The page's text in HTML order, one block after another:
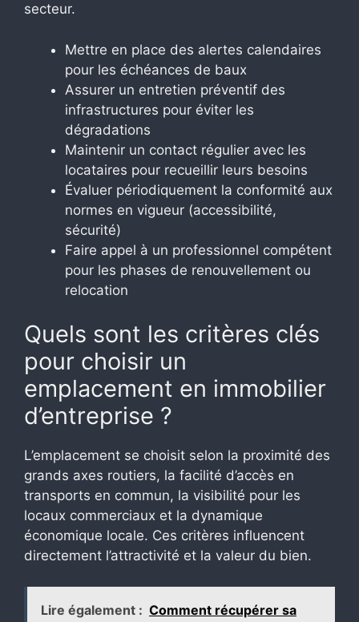
secteur.
Mettre en place des alertes calendaires
pour les échéances de baux
Assurer un entretien préventif des
infrastructures pour éviter les
dégradations
Maintenir un contact régulier avec les
locataires pour recueillir leurs besoins
Évaluer périodiquement la conformité aux
normes en vigueur (accessibilité,
sécurité)
Faire appel à un professionnel compétent
pour les phases de renouvellement ou
relocation
Quels sont les critères clés
pour choisir un
emplacement en immobilier
d’entreprise ?
L’emplacement se choisit selon la proximité des
grands axes routiers, la facilité d’accès en
transports en commun, la visibilité pour les
locaux commerciaux et la dynamique
économique locale. Ces critères influencent
directement l’attractivité et la valeur du bien.
Lire également : Comment récupérer sa